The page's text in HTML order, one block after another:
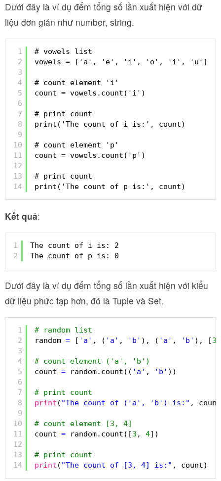
Dưới đây là ví dụ đểm tổng số lần xuất hiện với dữ
liệu đơn giản như number, string.
1
2
3
4
5
6
7
8
9
10
11
12
13
14
# vowels list
vowels = ['a', 'e', 'i', 'o', 'i', 'u']
# count element 'i'
count = vowels.count('i')
# print count
print('The count of i is:', count)
# count element 'p'
count = vowels.count('p')
# print count
print('The count of p is:', count)
Kết quả:
1
2
The count of i is: 2
The count of p is: 0
Dưới đây là ví dụ đếm tổng số lần xuất hiện với kiểu
dữ liệu phức tạp hơn, đó là Tuple và Set.
1
2
3
4
5
6
7
8
9
10
11
12
13
14
# random list
random = [ 'a' , ( 'a' , 'b' ), ( 'a' , 'b' ), [3
# count element ('a', 'b')
count = random.count(( 'a' , 'b' ))
# print count
print ( "The count of ('a', 'b') is:" ,
# count element [3, 4]
count = random.count([3 , 4])
# print count
print ( "The count of [3, 4] is:" , count)